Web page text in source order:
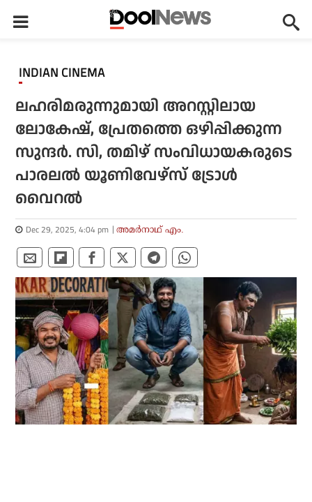
INDIAN CINEMA
ലഹരിമരുന്നുമായി അറസ്റ്റിലായ
ലോകേഷ്, പ്രേതത്തെ ഒഴിപ്പിക്കുന്ന
സുന്ദര്‍. സി, തമിഴ് സംവിധായകരുടെ
പാരലല്‍ യൂണിവേഴ്‌സ് ട്രോള്‍
വൈറല്‍
Dec 29, 2025, 4:04 pm അമര്‍നാഥ് എം.